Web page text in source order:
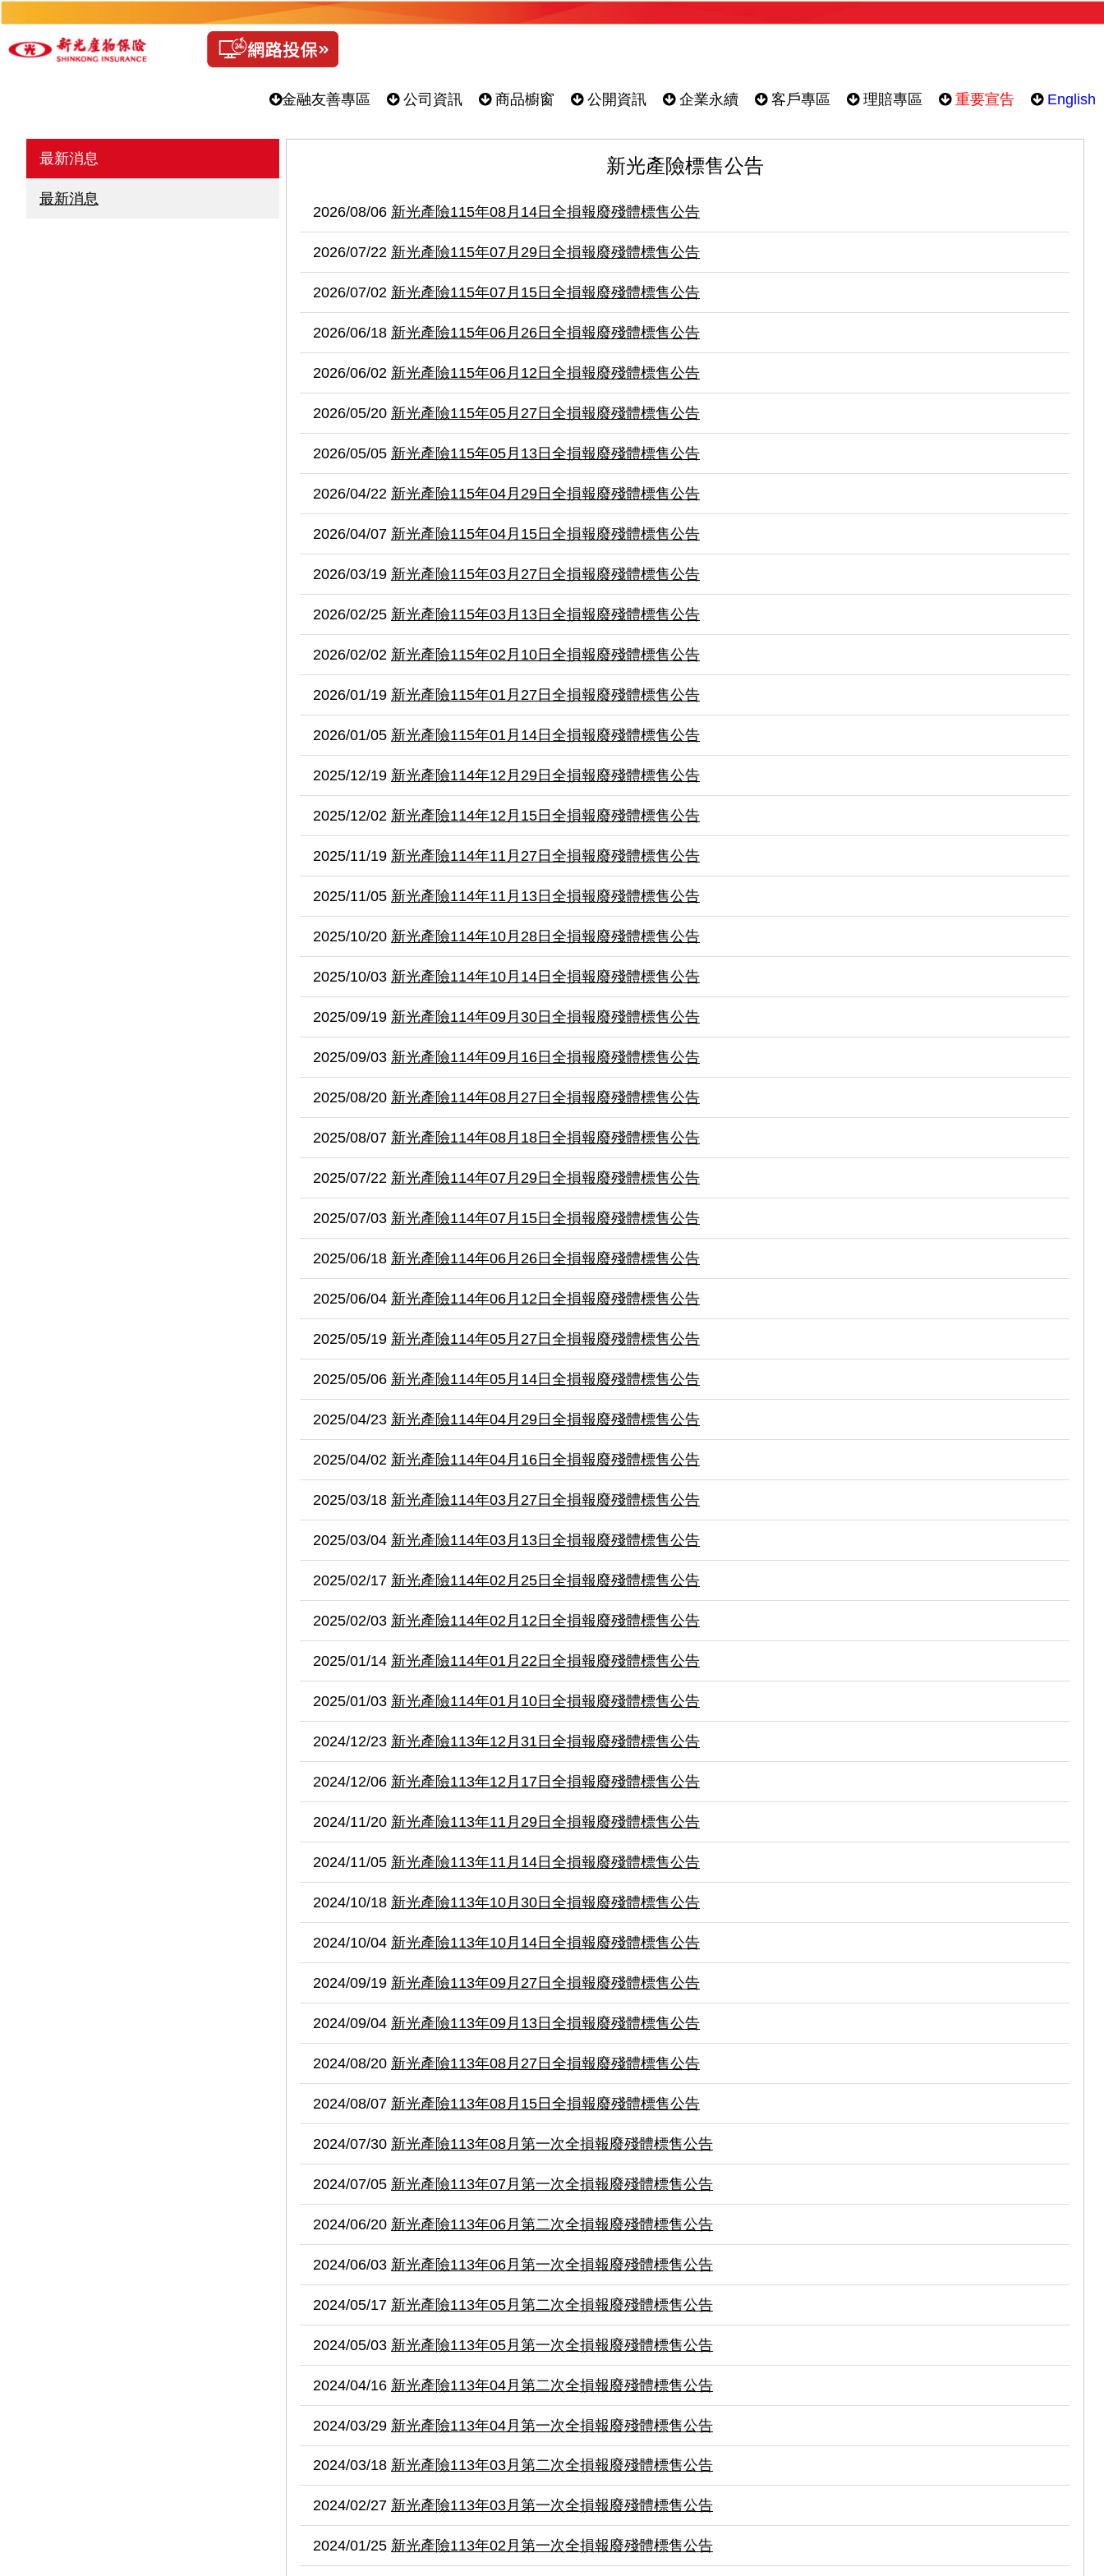
金融友善專區 公司資訊 商品櫥窗 公開資訊 企業永續 客戶專區 理賠專區 重要宣告 English
最新消息
最新消息
新光產險標售公告
2026/08/06 新光產險115年08月14日全損報廢殘體標售公告
2026/07/22 新光產險115年07月29日全損報廢殘體標售公告
2026/07/02 新光產險115年07月15日全損報廢殘體標售公告
2026/06/18 新光產險115年06月26日全損報廢殘體標售公告
2026/06/02 新光產險115年06月12日全損報廢殘體標售公告
2026/05/20 新光產險115年05月27日全損報廢殘體標售公告
2026/05/05 新光產險115年05月13日全損報廢殘體標售公告
2026/04/22 新光產險115年04月29日全損報廢殘體標售公告
2026/04/07 新光產險115年04月15日全損報廢殘體標售公告
2026/03/19 新光產險115年03月27日全損報廢殘體標售公告
2026/02/25 新光產險115年03月13日全損報廢殘體標售公告
2026/02/02 新光產險115年02月10日全損報廢殘體標售公告
2026/01/19 新光產險115年01月27日全損報廢殘體標售公告
2026/01/05 新光產險115年01月14日全損報廢殘體標售公告
2025/12/19 新光產險114年12月29日全損報廢殘體標售公告
2025/12/02 新光產險114年12月15日全損報廢殘體標售公告
2025/11/19 新光產險114年11月27日全損報廢殘體標售公告
2025/11/05 新光產險114年11月13日全損報廢殘體標售公告
2025/10/20 新光產險114年10月28日全損報廢殘體標售公告
2025/10/03 新光產險114年10月14日全損報廢殘體標售公告
2025/09/19 新光產險114年09月30日全損報廢殘體標售公告
2025/09/03 新光產險114年09月16日全損報廢殘體標售公告
2025/08/20 新光產險114年08月27日全損報廢殘體標售公告
2025/08/07 新光產險114年08月18日全損報廢殘體標售公告
2025/07/22 新光產險114年07月29日全損報廢殘體標售公告
2025/07/03 新光產險114年07月15日全損報廢殘體標售公告
2025/06/18 新光產險114年06月26日全損報廢殘體標售公告
2025/06/04 新光產險114年06月12日全損報廢殘體標售公告
2025/05/19 新光產險114年05月27日全損報廢殘體標售公告
2025/05/06 新光產險114年05月14日全損報廢殘體標售公告
2025/04/23 新光產險114年04月29日全損報廢殘體標售公告
2025/04/02 新光產險114年04月16日全損報廢殘體標售公告
2025/03/18 新光產險114年03月27日全損報廢殘體標售公告
2025/03/04 新光產險114年03月13日全損報廢殘體標售公告
2025/02/17 新光產險114年02月25日全損報廢殘體標售公告
2025/02/03 新光產險114年02月12日全損報廢殘體標售公告
2025/01/14 新光產險114年01月22日全損報廢殘體標售公告
2025/01/03 新光產險114年01月10日全損報廢殘體標售公告
2024/12/23 新光產險113年12月31日全損報廢殘體標售公告
2024/12/06 新光產險113年12月17日全損報廢殘體標售公告
2024/11/20 新光產險113年11月29日全損報廢殘體標售公告
2024/11/05 新光產險113年11月14日全損報廢殘體標售公告
2024/10/18 新光產險113年10月30日全損報廢殘體標售公告
2024/10/04 新光產險113年10月14日全損報廢殘體標售公告
2024/09/19 新光產險113年09月27日全損報廢殘體標售公告
2024/09/04 新光產險113年09月13日全損報廢殘體標售公告
2024/08/20 新光產險113年08月27日全損報廢殘體標售公告
2024/08/07 新光產險113年08月15日全損報廢殘體標售公告
2024/07/30 新光產險113年08月第一次全損報廢殘體標售公告
2024/07/05 新光產險113年07月第一次全損報廢殘體標售公告
2024/06/20 新光產險113年06月第二次全損報廢殘體標售公告
2024/06/03 新光產險113年06月第一次全損報廢殘體標售公告
2024/05/17 新光產險113年05月第二次全損報廢殘體標售公告
2024/05/03 新光產險113年05月第一次全損報廢殘體標售公告
2024/04/16 新光產險113年04月第二次全損報廢殘體標售公告
2024/03/29 新光產險113年04月第一次全損報廢殘體標售公告
2024/03/18 新光產險113年03月第二次全損報廢殘體標售公告
2024/02/27 新光產險113年03月第一次全損報廢殘體標售公告
2024/01/25 新光產險113年02月第一次全損報廢殘體標售公告